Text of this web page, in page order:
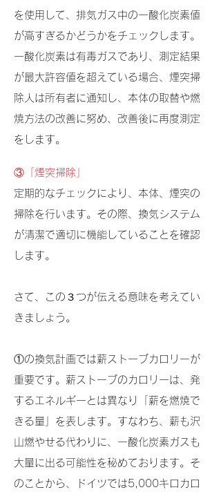
を使用して、排気ガス中の一酸化炭素値
が高すぎるかどうかをチェックします。
一酸化炭素は有毒ガスであり、測定結果
が最大許容値を超えている場合、煙突掃
除人は所有者に通知し、本体の取替や燃
焼方法の改善に努め、改善後に再度測定
をします。
③「煙突掃除」
定期的なチェックにより、本体、煙突の
掃除を行います。その際、換気システム
が清潔で適切に機能していることを確認
します。
さて、この３つが伝える意味を考えてい
きましょう。
①の換気計画では薪ストーブカロリーが
重要です。薪ストーブのカロリーは、発
するエネルギーとは異なり「薪を燃焼で
きる量」を表します。すなわち、薪も沢
山燃やせる代わりに、一酸化炭素ガスも
大量に出る可能性を秘めております。そ
のことから、ドイツでは5,000キロカロ